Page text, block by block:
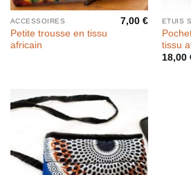
ACCESSOIRES
Petite trousse en tissu
africain
7,00€ ETUIS
tissu
18,00